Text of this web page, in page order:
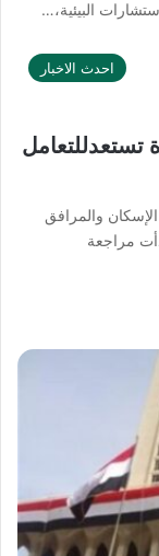
البيئية،…
احدث الاخبار
تستعدللتعامل
والمرافق
مراجعة